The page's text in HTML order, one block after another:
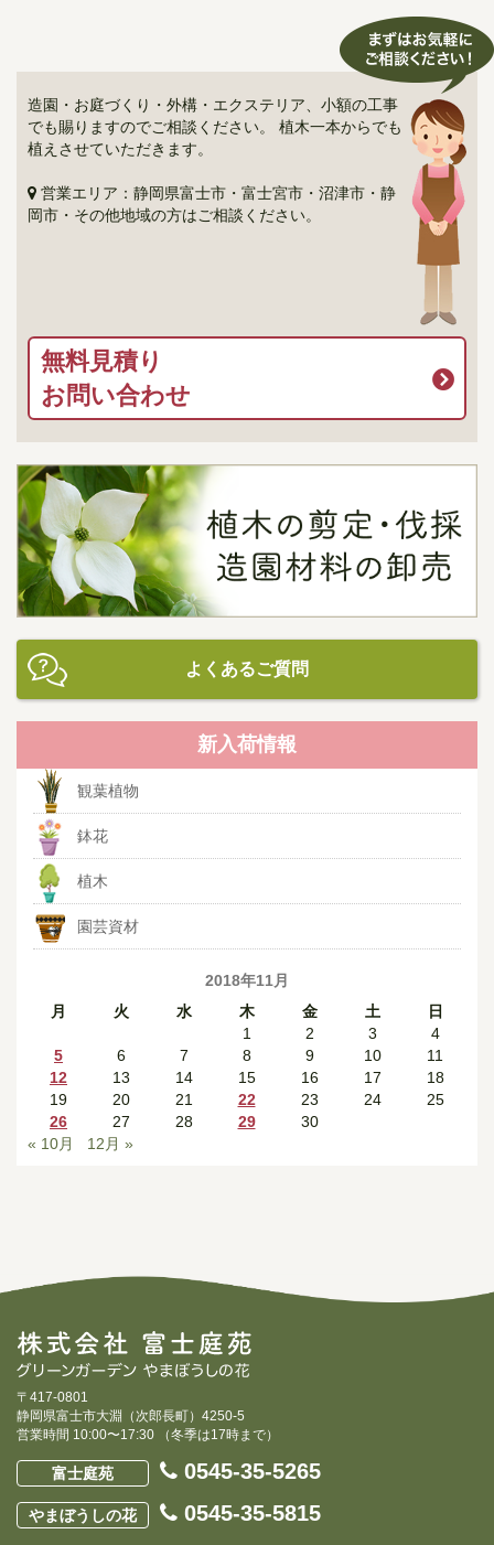
造園・お庭づくり・外構・エクステリア、小額の工事
でも賜りますのでご相談ください。 植木一本からでも
植えさせていただきます。
営業エリア：静岡県富士市・富士宮市・沼津市・静
岡市・その他地域の方はご相談ください。
無料見積り
お問い合わせ
よくあるご質問
新入荷情報
観葉植物
鉢花
植木
園芸資材
2018年11月
月
火 水 木 金 土
日
1
2 3
4
5
6 7 8 9 10
11
12
13 14 15 16 17
18
19
20 21 22 23 24
25
26
27 28 29
30
« 10月
12月 »
〒417-0801
静岡県富士市大淵（次郎長町）4250-5
営業時間 10:00〜17:30 （冬季は17時まで）
富士庭苑 0545-35-5265
やまぼうしの花 0545-35-5815